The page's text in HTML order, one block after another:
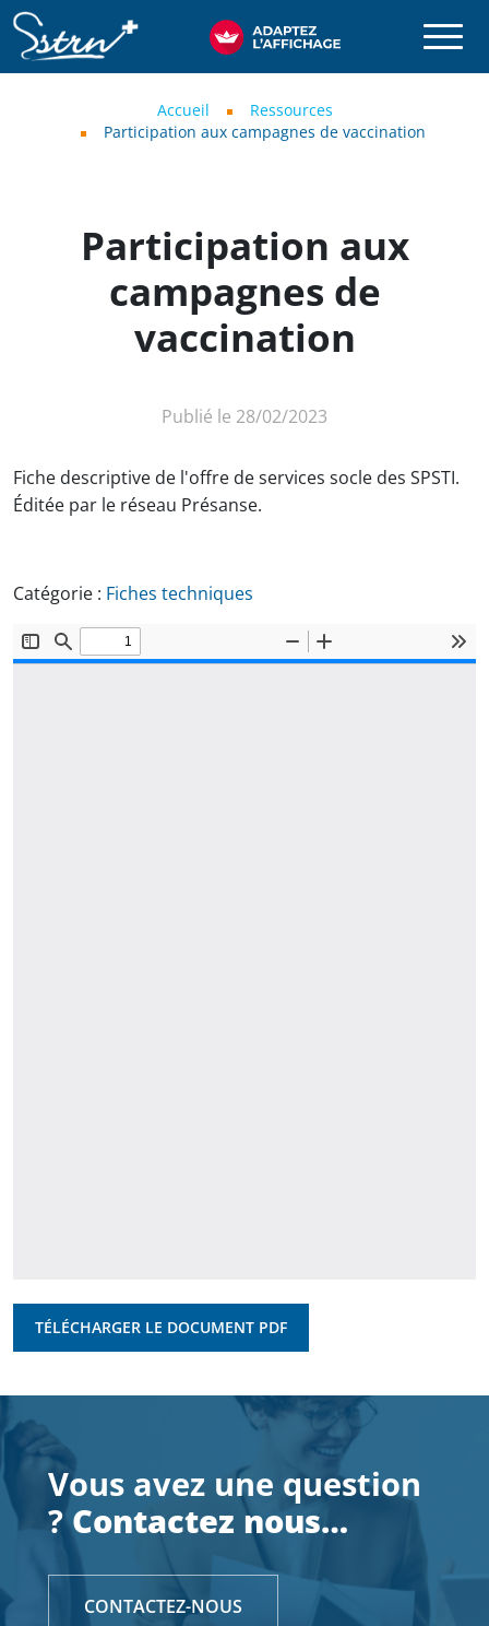
Aller au contenu principal
SSTRN
Accueil
Ressources
Participation aux campagnes de vaccination
Participation aux
campagnes de
vaccination
Publié le 28/02/2023
Fiche descriptive de l'offre de services socle des SPSTI.
Éditée par le réseau Présanse.
Catégorie : Fiches techniques
Document
TÉLÉCHARGER LE DOCUMENT PDF
Vous avez une question
?Contactez nous…
CONTACTEZ-NOUS